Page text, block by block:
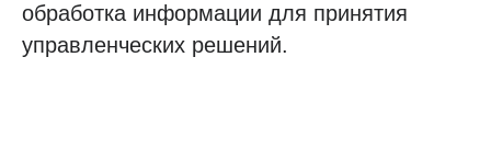
обработка информации для принятия
управленческих решений.